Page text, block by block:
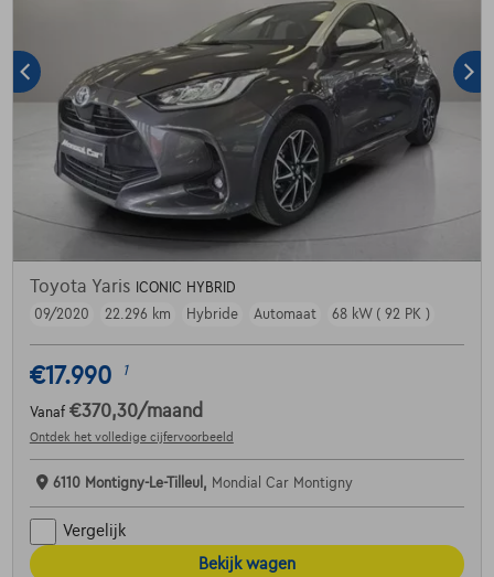
Toyota Yaris ICONIC HYBRID
09/2020
22.296 km Hybride Automaat 68 kW ( 92 PK )
€17.990 1
Vanaf €370,30/maand
Ontdek het volledige cijfervoorbeeld
6110 Montigny-Le-Tilleul, Mondial Car Montigny
Vergelijk
Bekijk wagen